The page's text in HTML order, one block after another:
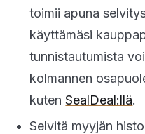
toimii apuna
käyttämäsi
tunnistautumista
kolmannen
kutenSealDeal:llä.
Selvitä myyjän